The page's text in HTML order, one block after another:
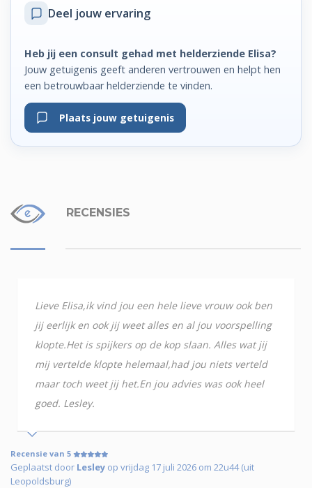
Deel jouw ervaring
Heb jij een consult gehad met helderziende Elisa?
Jouw getuigenis geeft anderen vertrouwen en helpt hen
een betrouwbaar helderziende te vinden.
Plaats jouw getuigenis
RECENSIES
Lieve Elisa,ik vind jou een hele lieve vrouw ook ben
jij eerlijk en ook jij weet alles en al jou voorspelling
klopte.Het is spijkers op de kop slaan. Alles wat jij
mij vertelde klopte helemaal,had jou niets verteld
maar toch weet jij het.En jou advies was ook heel
goed. Lesley.
Recensie van 5
Geplaatst door Lesley op vrijdag 17 juli 2026 om 22u44 (uit
Leopoldsburg)